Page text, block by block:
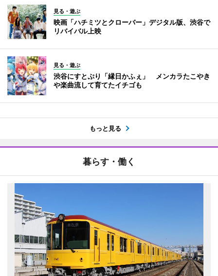
見る・遊ぶ
映画「ハチミツとクローバー」デジタル版、渋谷で
リバイバル上映
見る・遊ぶ
渋谷にすとぷり「縁日かふぇ」 メンカラたこやき
や楽曲流して育てたイチゴも
もっと見る
暮らす・働く